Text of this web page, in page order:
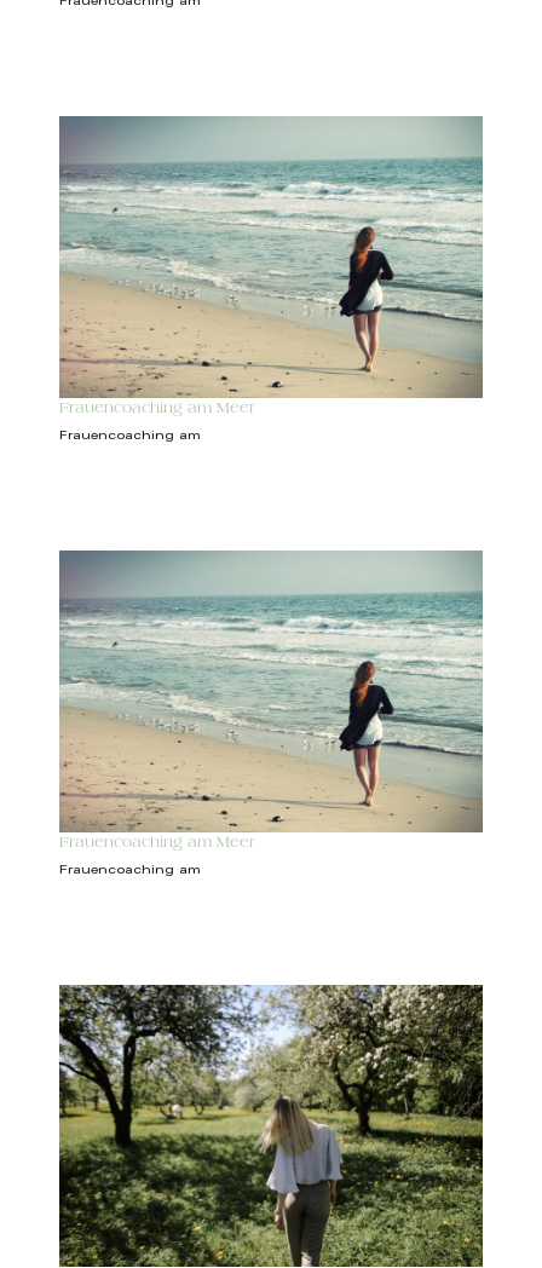
Frauencoaching am Meer
Frauencoaching am
Frauencoaching am Meer
Frauencoaching am